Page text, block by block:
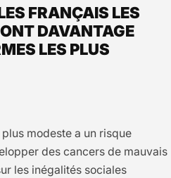
FRANÇAIS LES
DAVANTAGE
LES PLUS
modeste a un risque
des cancers de mauvais
les inégalités sociales